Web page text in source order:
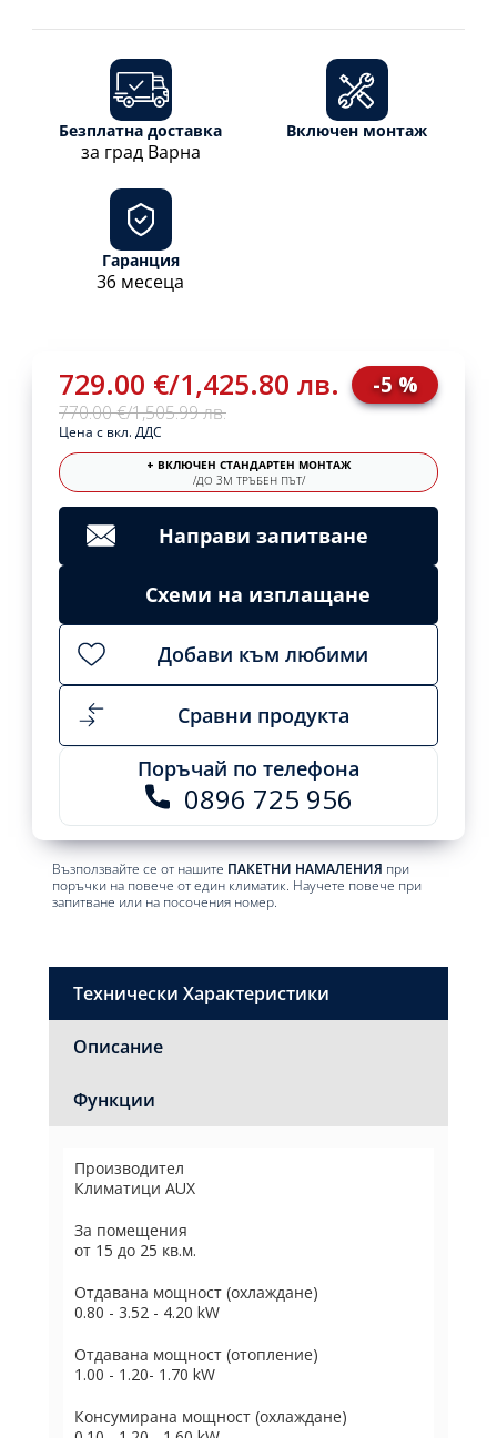
729.00 €/1,425.80 лв.
770.00 €/1,505.99 лв.
-5 %
Цена с вкл. ДДС
+ ВКЛЮЧЕН СТАНДАРТЕН МОНТАЖ
/ДО 3М ТРЪБЕН ПЪТ/
Направи запитване
Схеми на изплащане
Добави към любими
Сравни продукта
Поръчай по телефона
0896 725 956
Възползвайте се от нашите ПАКЕТНИ НАМАЛЕНИЯ при
поръчки на повече от един климатик. Научете повече при
запитване или на посочения номер.
Безплатна доставка
за град Варна
Включен монтаж
Гаранция
36 месеца
Технически Характеристики
Описание
Функции
Производител
Климатици AUX
За помещения
от 15 до 25 кв.м.
Отдавана мощност (охлаждане)
0.80 - 3.52 - 4.20 kW
Отдавана мощност (отопление)
1.00 - 1.20- 1.70 kW
Консумирана мощност (охлаждане)